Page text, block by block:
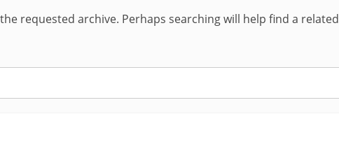
requested archive. Perhaps searching will help find a related